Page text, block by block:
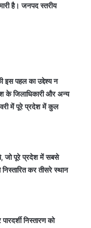
है। जनपद स्तरीय
इस पहल का उद्देश्य न
के जिलाधिकारी और अन्य
में पूरे प्रदेश में कुल
जो पूरे प्रदेश में सबसे
कर तीसरे स्थान
निस्तारण को